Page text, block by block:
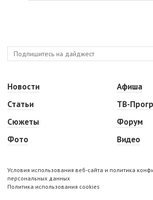
Новости
Статьи
Сюжеты
Фото
Афиша
ТВ-
Форум
Видео
Условия использования веб-сайта и политика
персональных данных
Политика использования cookies